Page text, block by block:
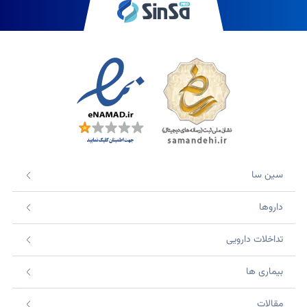
سین سا
داروها
تداخلات دارویی
بیماری ها